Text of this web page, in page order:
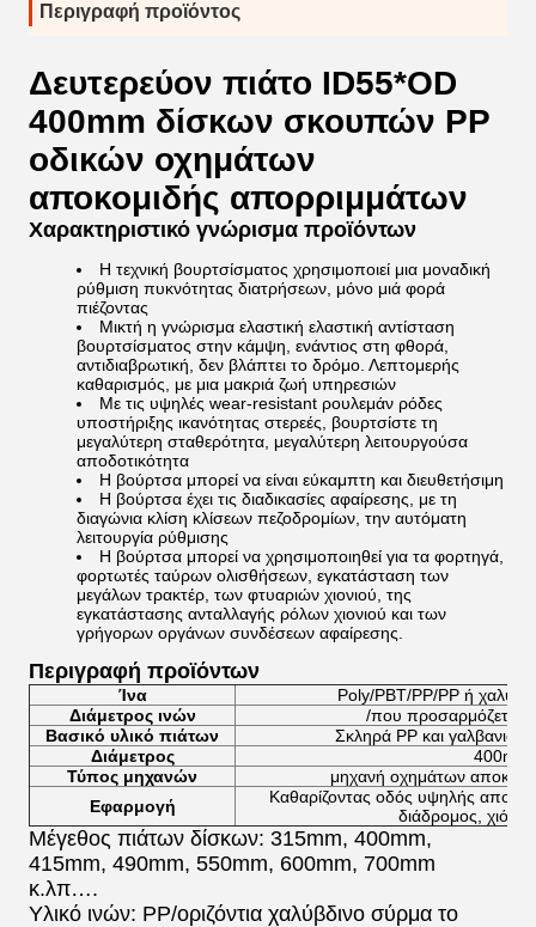
Περιγραφή προϊόντος
Δευτερεύον πιάτο ID55*OD
400mm δίσκων σκουπών PP
οδικών οχημάτων
αποκομιδής απορριμμάτων
Χαρακτηριστικό γνώρισμα προϊόντων
Η τεχνική βουρτσίσματος χρησιμοποιεί μια μοναδική
ρύθμιση πυκνότητας διατρήσεων, μόνο μιά φορά
πιέζοντας
Μικτή η γνώρισμα ελαστική ελαστική αντίσταση
βουρτσίσματος στην κάμψη, ενάντιος στη φθορά,
αντιδιαβρωτική, δεν βλάπτει το δρόμο. Λεπτομερής
καθαρισμός, με μια μακριά ζωή υπηρεσιών
Με τις υψηλές wear-resistant ρουλεμάν ρόδες
υποστήριξης ικανότητας στερεές, βουρτσίστε τη
μεγαλύτερη σταθερότητα, μεγαλύτερη λειτουργούσα
αποδοτικότητα
Η βούρτσα μπορεί να είναι εύκαμπτη και διευθετήσιμη
Η βούρτσα έχει τις διαδικασίες αφαίρεσης, με τη
διαγώνια κλίση κλίσεων πεζοδρομίων, την αυτόματη
λειτουργία ρύθμισης
Η βούρτσα μπορεί να χρησιμοποιηθεί για τα φορτηγά,
φορτωτές ταύρων ολισθήσεων, εγκατάσταση των
μεγάλων τρακτέρ, των φτυαριών χιονιού, της
εγκατάστασης ανταλλαγής ρόλων χιονιού και των
γρήγορων οργάνων συνδέσεων αφαίρεσης.
Περιγραφή προϊόντων
Ίνα
Poly/PBT/PP/PP ή
Διάμετρος ινών
/που προσαρμόζεται)
Βασικό υλικό πιάτων
Σκληρά PP και
Διάμετρος
400mm
Τύπος μηχανών
μηχανή οχημάτων
Εφαρμογή
Καθαρίζοντας οδός υψηλής
διάδρομος,
Μέγεθος πιάτων δίσκων: 315mm, 400mm,
415mm, 490mm, 550mm, 600mm, 700mm
κ.λπ….
Υλικό ινών: PP/οριζόντια χαλύβδινο σύρμα το